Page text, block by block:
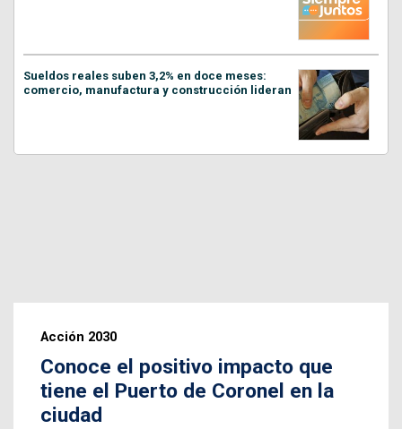
Sueldos reales suben 3,2% en doce meses:
comercio, manufactura y construcción lideran
Acción 2030
Conoce el positivo impacto que
tiene el Puerto de Coronel en la
ciudad